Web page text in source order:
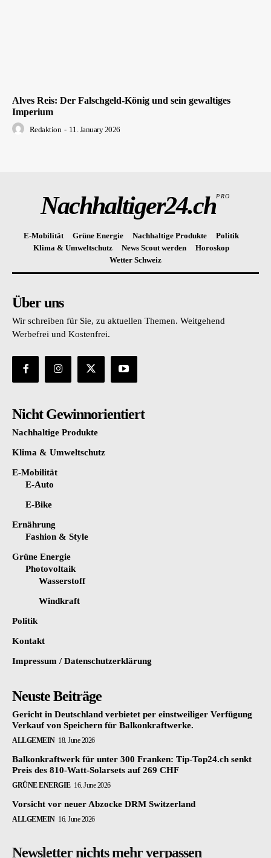
Alves Reis: Der Falschgeld-König und sein gewaltiges
Imperium
Redaktion - 11. January 2026
Nachhaltiger24.chPRO
E-Mobilität Grüne Energie Nachhaltige Produkte
Politik
Klima & Umweltschutz
News Scout werden
Horoskop
Wetter Schweiz
Über uns
Wir schreiben für Sie, zu aktuellen Themen. Weitgehend
Werbefrei und Kostenfrei.
Nicht Gewinnorientiert
Nachhaltige Produkte
Klima & Umweltschutz
E-Mobilität
E-Auto
E-Bike
Ernährung
Fashion & Style
Grüne Energie
Photovoltaik
Wasserstoff
Windkraft
Politik
Kontakt
Impressum / Datenschutzerklärung
Neuste Beiträge
Gericht in Deutschland verbietet per einstweiliger Verfügung
Verkauf von Speichern für Balkonkraftwerke.
ALLGEMEIN 18. June 2026
Balkonkraftwerk für unter 300 Franken: Tip-Top24.ch senkt
Preis des 810-Watt-Solarsets auf 269 CHF
GRÜNE ENERGIE 16. June 2026
Vorsicht vor neuer Abzocke DRM Switzerland
ALLGEMEIN 16. June 2026
Newsletter nichts mehr verpassen